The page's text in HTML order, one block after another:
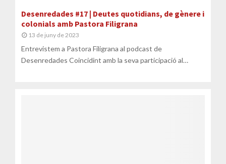
Desenredades #17 | Deutes quotidians, de gènere i
colonials amb Pastora Filigrana
13 de juny de 2023
Entrevistem a Pastora Filigrana al podcast de
Desenredades Coincidint amb la seva participació al